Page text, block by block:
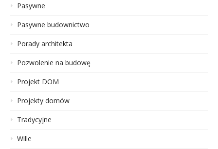
Pasywne
Pasywne budownictwo
Porady architekta
Pozwolenie na budowę
Projekt DOM
Projekty domów
Tradycyjne
Wille